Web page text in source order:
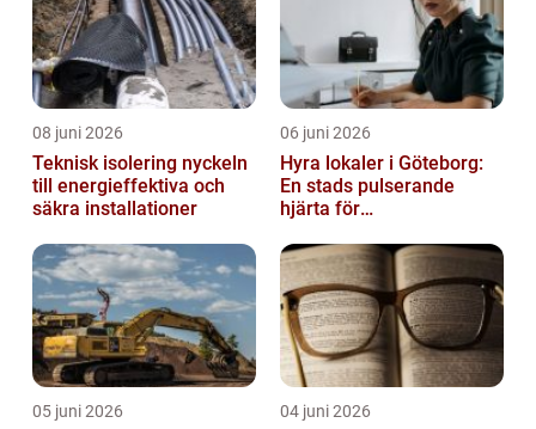
08 juni 2026
Teknisk isolering nyckeln
till energieffektiva och
säkra installationer
06 juni 2026
Hyra lokaler i Göteborg:
En stads pulserande
hjärta för
05 juni 2026 04 juni 2026